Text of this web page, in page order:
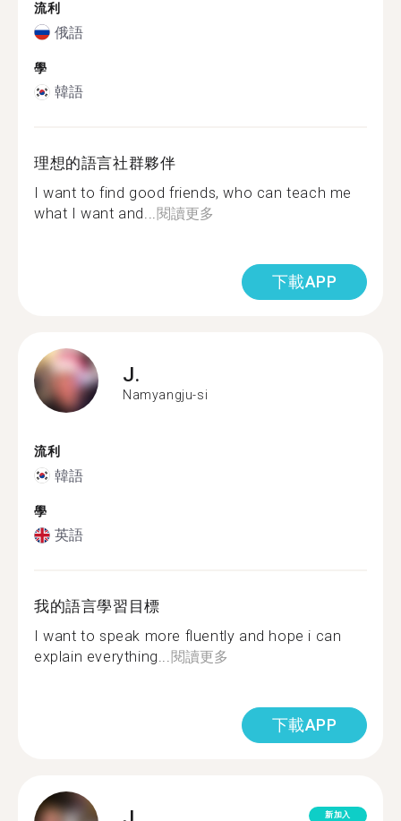
流利
俄語
學
韓語
理想的語言社群夥伴
I want to find good friends, who can teach me
what I want and...閱讀更多
下載APP
J.
Namyangju-si
流利
韓語
學
英語
我的語言學習目標
I want to speak more fluently and hope i can
explain everything...閱讀更多
下載APP
新加入